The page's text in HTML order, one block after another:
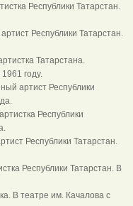
Республики Татарстан.
Республики Татарстан.
Татарстана.
году.
артист Республики
Республики
Республики Татарстан.
Республики Татарстан. В
В театре им. Качалова с